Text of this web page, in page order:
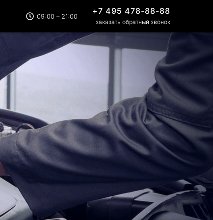
09:00 – 21:00
+7 495 478-88-88
заказать обратный звонок